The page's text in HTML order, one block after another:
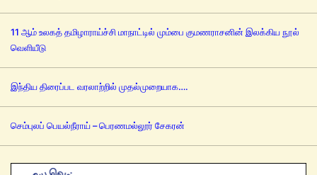
11 ஆம் உலகத் தமிழாராய்ச்சி மாநாட்டில் மும்பை குமணராசனின் இலக்கிய நூல்
வெளியீடு
இந்திய திரைப்பட வரலாற்றில் முதல்முறையாக….
செம்புலப் பெயல்நீராய் – பெரணமல்லூர் சேகரன்